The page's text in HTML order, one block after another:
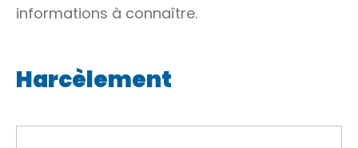
informations à connaître.
Harcèlement